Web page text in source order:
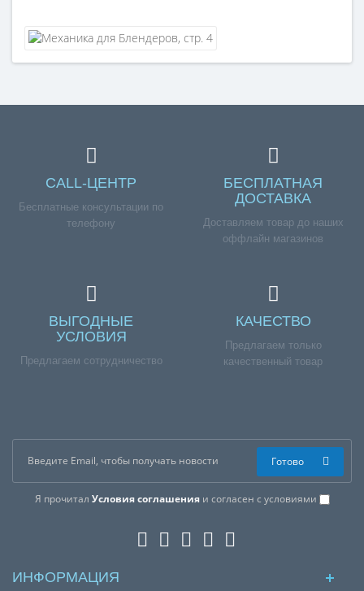
CALL-ЦЕНТР
Бесплатные консультации по
телефону
БЕСПЛАТНАЯ
ДОСТАВКА
Доставляем товар до наших
оффлайн магазинов
ВЫГОДНЫЕ
УСЛОВИЯ
Предлагаем сотрудничество
КАЧЕСТВО
Предлагаем только
качественный товар
Я прочитал Условия соглашенияи согласен с условиями
Готово
ИНФОРМАЦИЯ